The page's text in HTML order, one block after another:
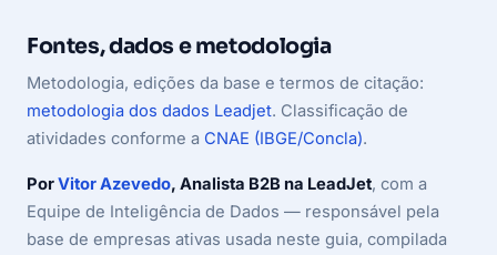
Fontes, dados e metodologia
Metodologia, edições da base e termos de citação:
metodologia dos dados Leadjet. Classificação de
atividades conforme a CNAE (IBGE/Concla).
PorVitor Azevedo, Analista B2B na LeadJet, com a
Equipe de Inteligência de Dados — responsável pela
base de empresas ativas usada neste guia, compilada